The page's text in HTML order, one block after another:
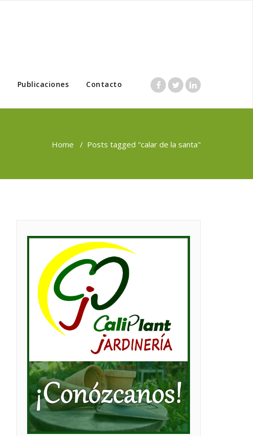
Publicaciones Contacto
Home / Posts tagged "calar de la santa"